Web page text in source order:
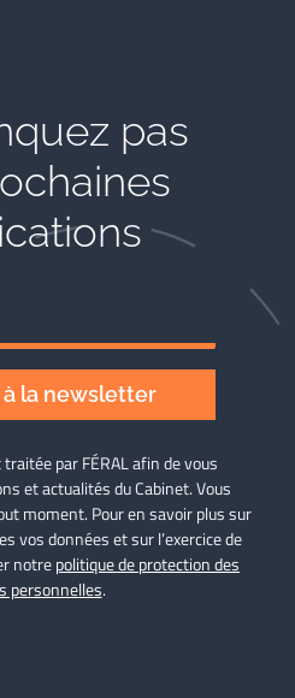
pas
la newsletter
par FÉRAL afin de vous
et actualités du Cabinet. Vous
moment. Pour en savoir plus sur
vos données et sur l’exercice de
notrepolitique de protection des
personnelles.